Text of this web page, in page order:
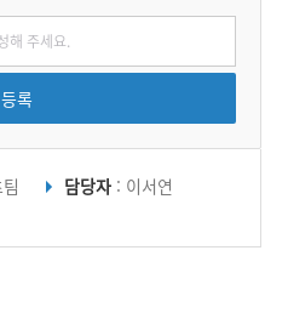
등록
담당자 : 이서연